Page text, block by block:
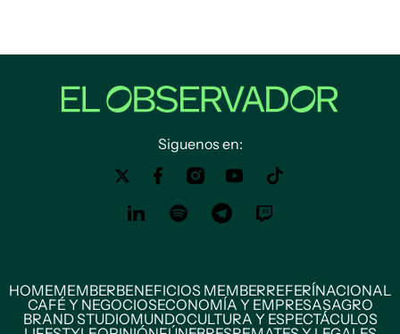
Siguenos en:
HOMEMEMBERBENEFICIOS MEMBERREFERÍNACIONAL
CAFÉ Y NEGOCIOSECONOMÍA Y EMPRESASAGRO
BRAND STUDIOMUNDOCULTURA Y ESPECTÁCULOS